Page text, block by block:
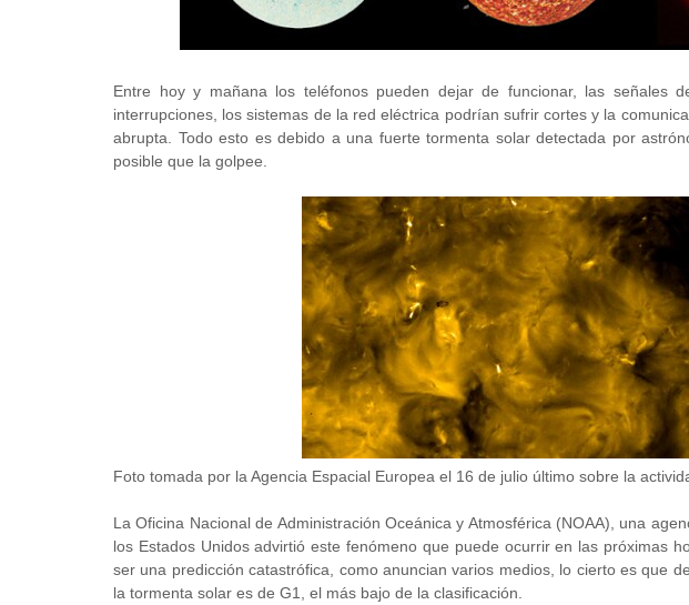
Entre hoy y mañana los teléfonos pueden dejar de funcionar, las señales
interrupciones, los sistemas de la red eléctrica podrían sufrir cortes y la
abrupta. Todo esto es debido a una fuerte tormenta solar detectada por
posible que la golpee.
Foto tomada por la Agencia Espacial Europea el 16 de julio último sobre la
La Oficina Nacional de Administración Oceánica y Atmosférica (NOAA), una
los Estados Unidos advirtió este fenómeno que puede ocurrir en las próximas
ser una predicción catastrófica, como anuncian varios medios, lo cierto es que
la tormenta solar es de G1, el más bajo de la clasificación.